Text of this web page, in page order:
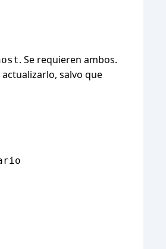
. Se requieren ambos.
salvo que